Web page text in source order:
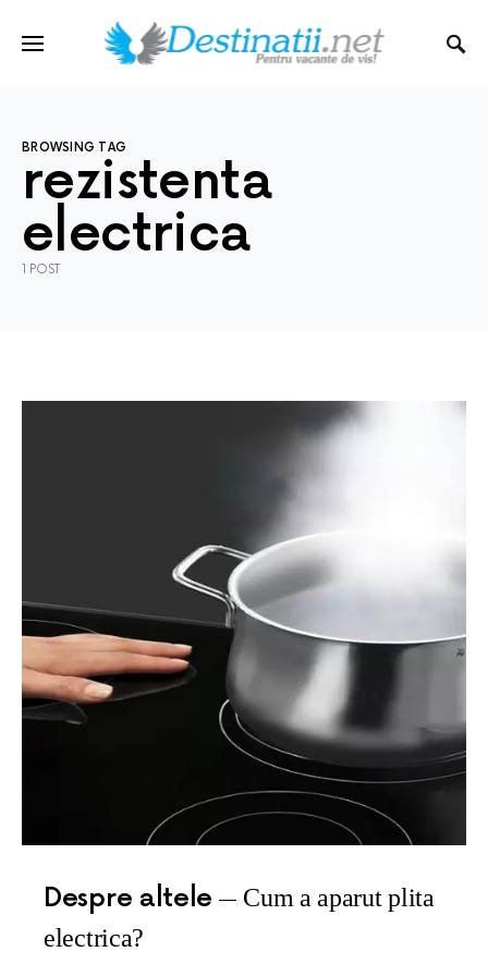
BROWSING TAG
rezistenta
electrica
1 POST
Despre altele
Cum a aparut plita
electrica?